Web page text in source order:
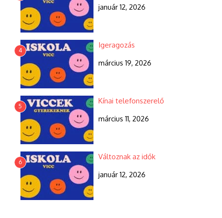
január 12, 2026
4
Igeragozás
március 19, 2026
5
Kínai telefonszerelő
március 11, 2026
6
Változnak az idők
január 12, 2026